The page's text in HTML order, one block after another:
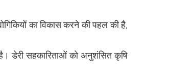
का विकास करने की पहल की है,
डेरी सहकारिताओं को अनुशंसित कृषि